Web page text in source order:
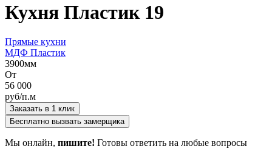
Кухня Пластик 19
Прямые кухни
МДФ Пластик
3900мм
От
56 000
руб/п.м
Заказать в 1 клик
Бесплатно вызвать замерщика
Мы онлайн, пишите! Готовы ответить на любые вопросы